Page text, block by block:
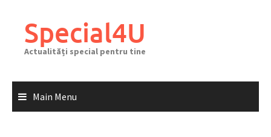
contentSpecial4U
Actualități special pentru tine
Main Menu